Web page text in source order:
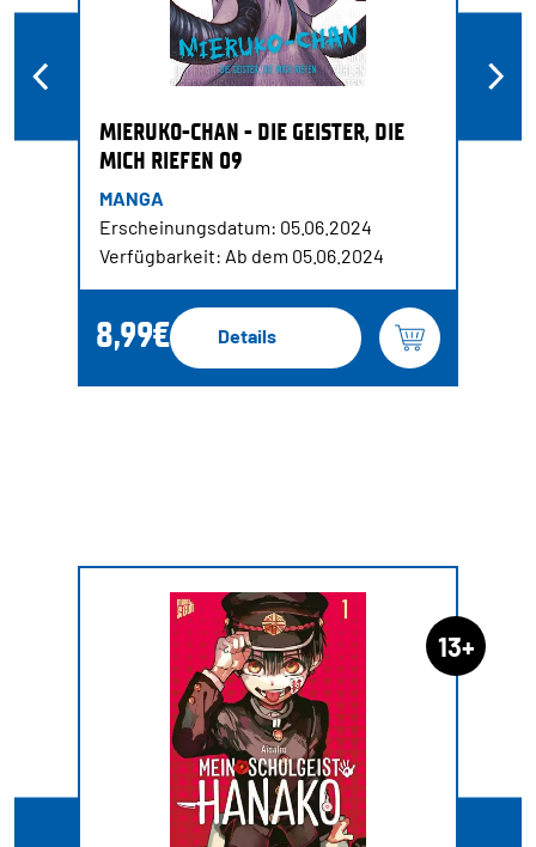
MIERUKO-CHAN - DIE GEISTER, DIE
MICH RIEFEN 09
MANGA
Erscheinungsdatum: 05.06.2024
Verfügbarkeit: Ab dem 05.06.2024
8,99€ Details
13+